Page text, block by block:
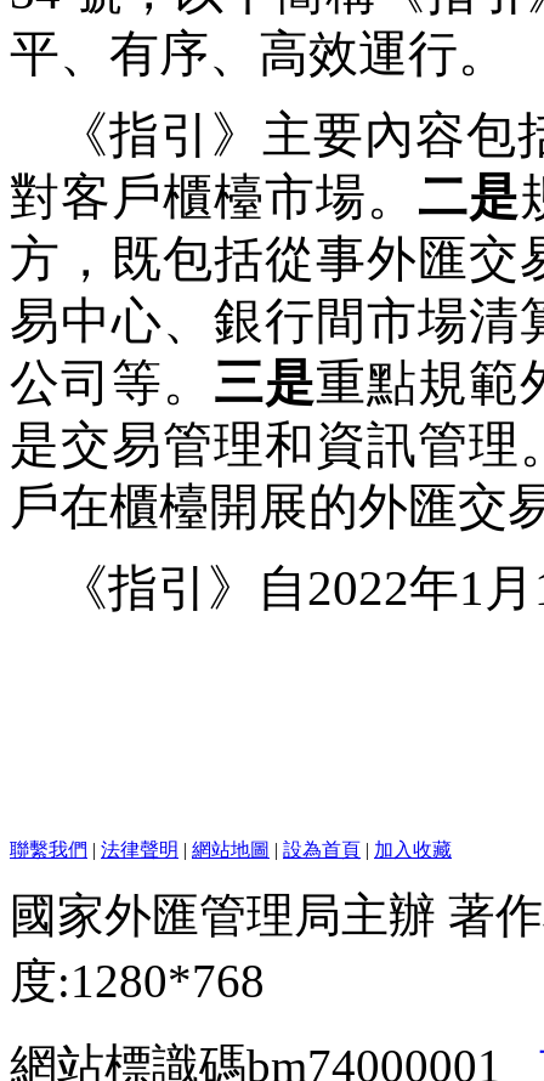
平、有序、高效運行。
《指引》主要內容包
對客戶櫃檯市場。 二是
方，既包括從事外匯交
易中心、銀行間市場清
公司等。 三是重點規範
是交易管理和資訊管理
戶在櫃檯開展的外匯交
《指引》自2022年1 月
聯繫我們 | 法律聲明 | 網站地圖 | 設為首頁 | 加入收藏
國家外匯管理局主辦 著
度:1280*768
網站標識碼bm74000001